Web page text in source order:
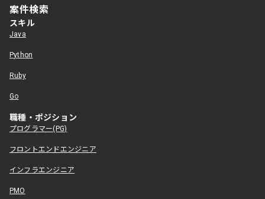
案件検索
スキル
Java
Python
Ruby
Go
職種・ポジション
プログラマー(PG)
フロントエンドエンジニア
インフラエンジニア
PMO